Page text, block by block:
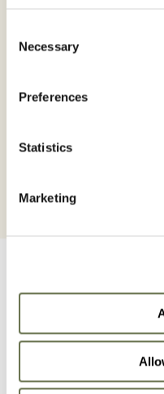
Selection
Necessary
Preferences
Statistics
Marketing
Prima dell’uso
Prodotti